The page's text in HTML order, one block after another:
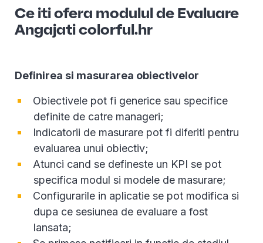
Ce iti ofera modulul de Evaluare
Angajati colorful.hr
Definirea si masurarea obiectivelor
Obiectivele pot fi generice sau specifice
definite de catre manageri;
Indicatorii de masurare pot fi diferiti pentru
evaluarea unui obiectiv;
Atunci cand se defineste un KPI se pot
specifica modul si modele de masurare;
Configurarile in aplicatie se pot modifica si
dupa ce sesiunea de evaluare a fost
lansata;